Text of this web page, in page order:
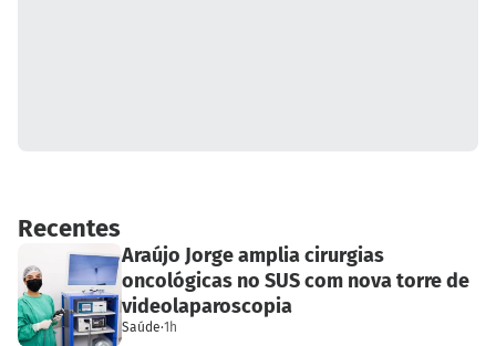
Recentes
Araújo Jorge amplia cirurgias
oncológicas no SUS com nova torre de
videolaparoscopia
Saúde·1h